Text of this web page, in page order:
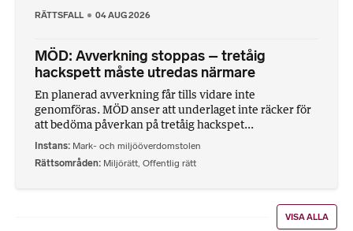
RÄTTSFALL 04 AUG 2026
MÖD: Avverkning stoppas – tretåig
hackspett måste utredas närmare
En planerad avverkning får tills vidare inte
genomföras. MÖD anser att underlaget inte räcker för
att bedöma påverkan på tretåig hackspet...
Instans Mark- och miljööverdomstolen
Rättsområden Miljörätt Offentlig rätt
VISA ALLA